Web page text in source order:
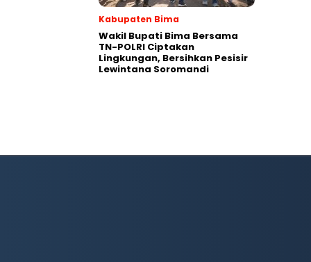
Kabupaten Bima
Wakil Bupati Bima Bersama
TN-POLRI Ciptakan
Lingkungan, Bersihkan Pesisir
Lewintana Soromandi